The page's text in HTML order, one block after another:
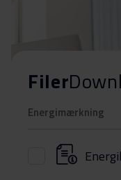
Filer
Energimærkning